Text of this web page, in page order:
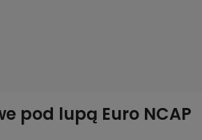
pod lupą Euro NCAP